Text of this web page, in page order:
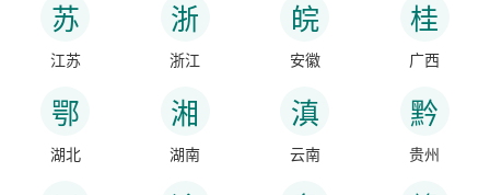
苏
江苏
浙
浙江
皖
安徽
桂
广西
鄂
湖北
湘
湖南
滇
云南
黔
贵州